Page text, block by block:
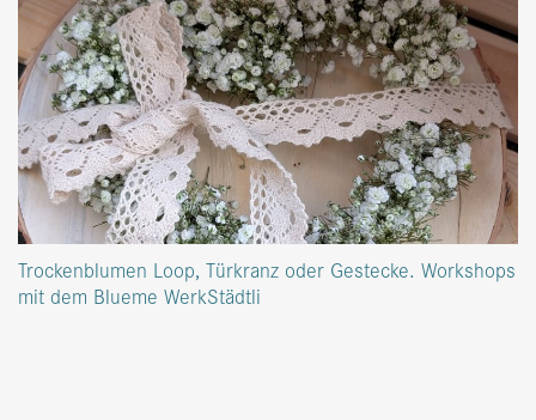
Trockenblumen Loop, Türkranz oder Gestecke. Workshops
mit dem Blueme WerkStädtli